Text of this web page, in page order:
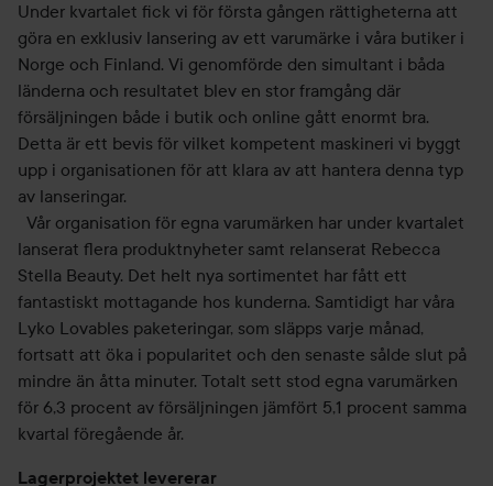
Under kvartalet fick vi för första gången rättigheterna att
göra en exklusiv lansering av ett varumärke i våra butiker i
Norge och Finland. Vi genomförde den simultant i båda
länderna och resultatet blev en stor framgång där
försäljningen både i butik och online gått enormt bra.
Detta är ett bevis för vilket kompetent maskineri vi byggt
upp i organisationen för att klara av att hantera denna typ
av lanseringar.
Vår organisation för egna varumärken har under kvartalet
lanserat flera produktnyheter samt relanserat Rebecca
Stella Beauty. Det helt nya sortimentet har fått ett
fantastiskt mottagande hos kunderna. Samtidigt har våra
Lyko Lovables paketeringar, som släpps varje månad,
fortsatt att öka i popularitet och den senaste sålde slut på
mindre än åtta minuter. Totalt sett stod egna varumärken
för 6,3 procent av försäljningen jämfört 5,1 procent samma
kvartal föregående år.
Lagerprojektet levererar